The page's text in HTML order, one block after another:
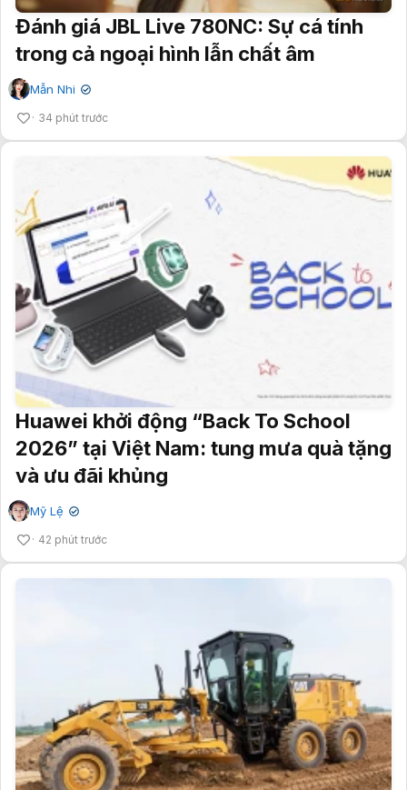
Đánh giá JBL Live 780NC: Sự cá tính
trong cả ngoại hình lẫn chất âm
Mẫn Nhi ✔
34 phút trước
Huawei khởi động “Back To School
2026” tại Việt Nam: tung mưa quà tặng
và ưu đãi khủng
Mỹ Lệ ✔
42 phút trước